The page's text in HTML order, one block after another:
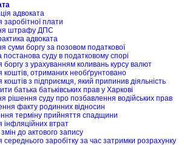
адвоката
заробітної плати
штрафу ДПС
адвоката
суми боргу за позовом податкової
постанова суду в податковому спорі
боргу з урахуванням коливань курсу валют
коштів, отриманих необґрунтовано
коштів з підприємця, який припинив діяльність
батька батьківських прав у Харкові
рішення суду про позбавлення водійських прав
факту родинних відносин
терміну прийняття спадщини
інфляційних втрат
до актового запису
середнього заробітку за час затримки розрахунку